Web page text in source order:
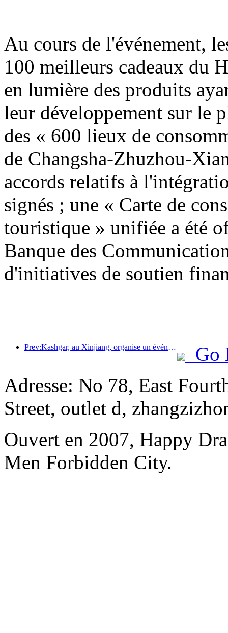
Au cours de l'événement,
100 meilleurs cadeaux du
en lumière des produits
leur développement sur le
des « 600 lieux de
de Changsha-Zhuzhou-
accords relatifs à
signés ; une « Carte de
touristique » unifiée a été
Banque des
d'initiatives de soutien
Prev:Kashgar, au Xinjiang, organise un événement de promotion touristique pour favoriser les échanges interethniques.
Go
Adresse: No 78, East
Street, outlet d,
Ouvert en 2007, Happy
Men Forbidden City.